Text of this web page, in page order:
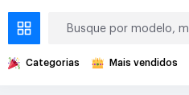
Categorias Mais vendidos